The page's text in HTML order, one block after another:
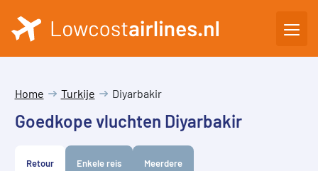
Home Turkije Diyarbakir
Goedkope vluchten Diyarbakir
Retour Enkele reis Meerdere